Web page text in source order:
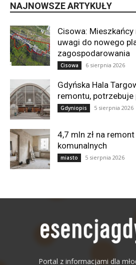
NAJNOWSZE ARTYKUŁY
Cisowa:
uwagi do nowego
zagospodarowania
Cisowa 6 sierpnia 2026
Gdyńska Hala
remontu, potrzebuje
Gdyniopis 5 sierpnia 2026
4,7 mln zł na
komunalnych
miasto 5 sierpnia 2026
Portal z informacjami dla